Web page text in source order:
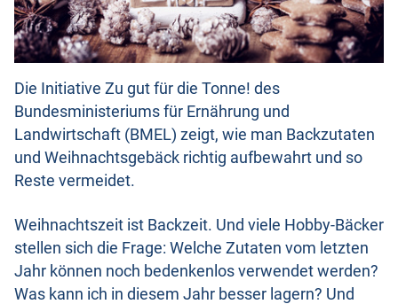
Die Initiative Zu gut für die Tonne! des
Bundesministeriums für Ernährung und
Landwirtschaft (BMEL) zeigt, wie man Backzutaten
und Weihnachtsgebäck richtig aufbewahrt und so
Reste vermeidet.
Weihnachtszeit ist Backzeit. Und viele Hobby-Bäcker
stellen sich die Frage: Welche Zutaten vom letzten
Jahr können noch bedenkenlos verwendet werden?
Was kann ich in diesem Jahr besser lagern? Und